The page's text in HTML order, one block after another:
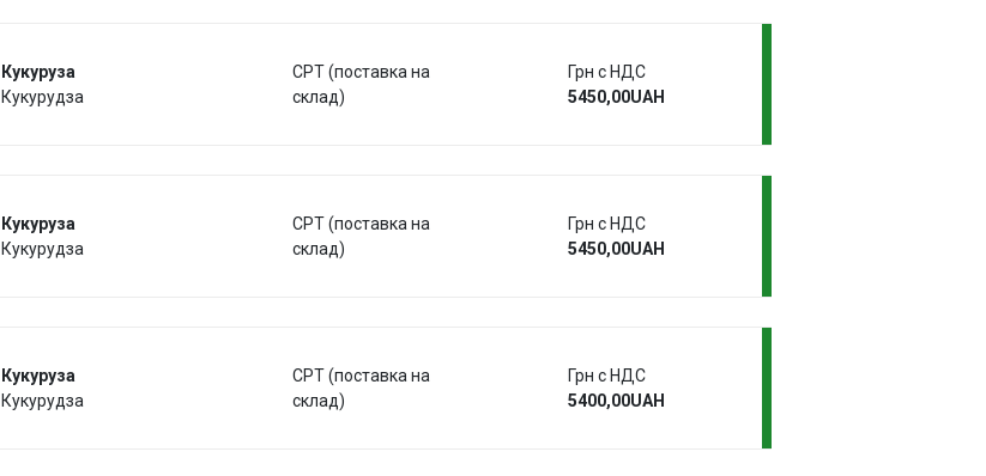
Кукуруза
Кукурудза
CPT (поставка на
склад)
Грн с НДС
5450,00UAH
Кукуруза
Кукурудза
CPT (поставка на
склад)
Грн с НДС
5450,00UAH
Кукуруза
Кукурудза
CPT (поставка на
склад)
Грн с НДС
5400,00UAH